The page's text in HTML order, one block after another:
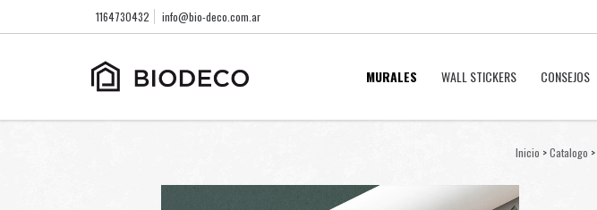
1164730432 info@bio-deco.com.ar
MURALES WALL STICKERS CONSEJOS
Inicio > Catalogo >